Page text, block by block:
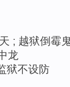
; 越狱倒霉
龙
狱不设防